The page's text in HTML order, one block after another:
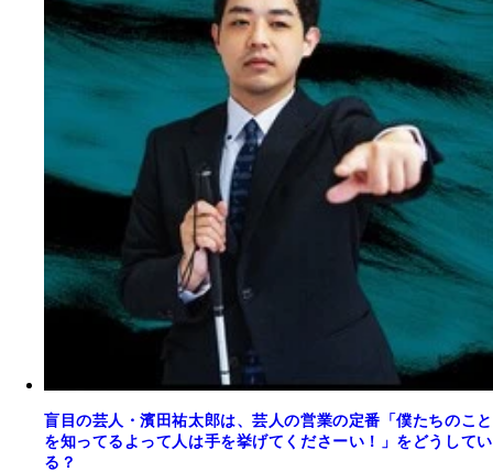
盲目の芸人・濱田祐太郎は、芸人の営業の定番「僕たちのこと
を知ってるよって人は手を挙げてくださーい！」をどうしてい
る？